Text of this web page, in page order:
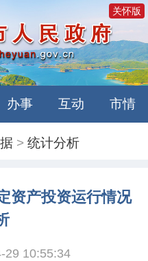
关怀版
办事 互动 市情
>统计分析
资产投资运行情况
29 10:55:34